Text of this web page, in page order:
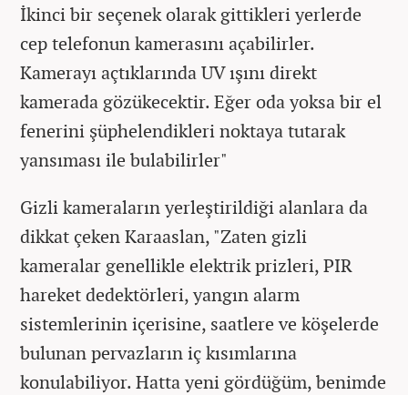
İkinci bir seçenek olarak gittikleri yerlerde
cep telefonun kamerasını açabilirler.
Kamerayı açtıklarında UV ışını direkt
kamerada gözükecektir. Eğer oda yoksa bir el
fenerini şüphelendikleri noktaya tutarak
yansıması ile bulabilirler"
Gizli kameraların yerleştirildiği alanlara da
dikkat çeken Karaaslan, "Zaten gizli
kameralar genellikle elektrik prizleri, PIR
hareket dedektörleri, yangın alarm
sistemlerinin içerisine, saatlere ve köşelerde
bulunan pervazların iç kısımlarına
konulabiliyor. Hatta yeni gördüğüm, benimde